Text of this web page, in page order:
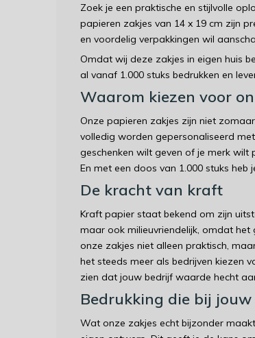
Zoek je een praktische en stijlvolle
papieren zakjes van 14 x 19 cm zijn
en voordelig verpakkingen wil
Omdat wij deze zakjes in eigen huis
al vanaf 1.000 stuks bedrukken en
Waarom kiezen voor
Onze papieren zakjes zijn niet
volledig worden gepersonaliseerd
geschenken wilt geven of je merk
En met een doos van 1.000 stuks
De kracht van kraft
Kraft papier staat bekend om zijn
maar ook milieuvriendelijk, omdat
onze zakjes niet alleen praktisch,
het steeds meer als bedrijven kiezen
zien dat jouw bedrijf waarde hecht
Bedrukking die bij
Wat onze zakjes echt bijzonder